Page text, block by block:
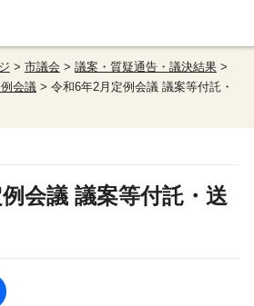
> 市議会 > 議案・質疑通告・議決結果 >
会議 > 令和6年2月定例会議 議案等付託・
会議 議案等付託・送